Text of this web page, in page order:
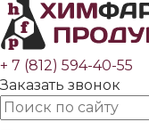
+ 7 (812) 594-40-55
Заказать звонок